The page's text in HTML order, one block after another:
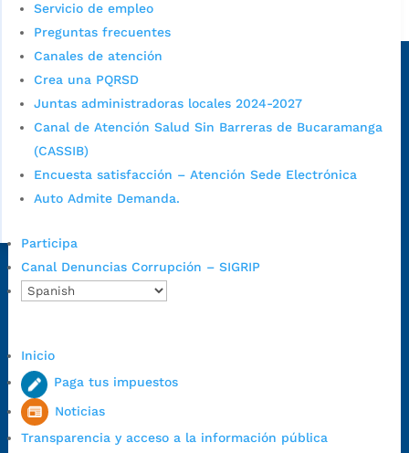
Servicio de empleo
Preguntas frecuentes
Canales de atención
Crea una PQRSD
Juntas administradoras locales 2024-2027
Canal de Atención Salud Sin Barreras de Bucaramanga
(CASSIB)
Encuesta satisfacción – Atención Sede Electrónica
Auto Admite Demanda.
Participa
Canal Denuncias Corrupción – SIGRIP
Inicio
Paga tus impuestos
Noticias
Transparencia y acceso a la información pública
Alcaldía de Bucaramanga
Sede principal
Calle 35 # 10-43, Bucaramanga, Santander,
Colombia.
Colombia
Código Postal:
Horario de Atención:
1:00 p.m. a 5:30 p.m. / viernes jornada continua en el horario de
7:00 a.m. a 5:00 p.m., con 30 minutos de descanso al medio día.